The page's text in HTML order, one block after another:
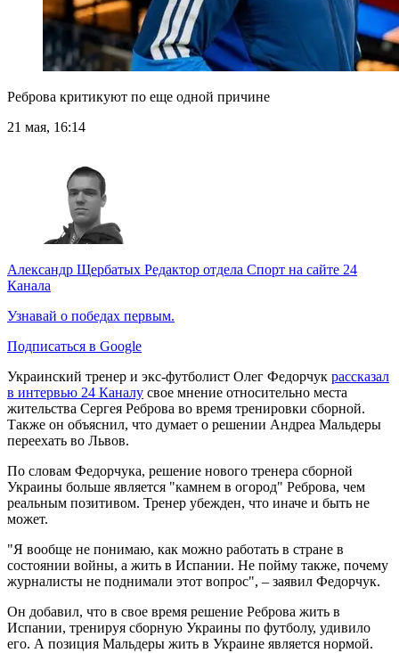
Реброва критикуют по еще одной причине
21 мая, 16:14
Александр Щербатых Редактор отдела Спорт на сайте 24
Канала
Узнавай о победах первым.
Подписаться в Google
Украинский тренер и экс-футболист Олег Федорчук рассказал
в интервью 24 Каналу свое мнение относительно места
жительства Сергея Реброва во время тренировки сборной.
Также он объяснил, что думает о решении Андреа Мальдеры
переехать во Львов.
По словам Федорчука, решение нового тренера сборной
Украины больше является "камнем в огород" Реброва, чем
реальным позитивом. Тренер убежден, что иначе и быть не
может.
"Я вообще не понимаю, как можно работать в стране в
состоянии войны, а жить в Испании. Не пойму также, почему
журналисты не поднимали этот вопрос", – заявил Федорчук.
Он добавил, что в свое время решение Реброва жить в
Испании, тренируя сборную Украины по футболу, удивило
его. А позиция Мальдеры жить в Украине является нормой.